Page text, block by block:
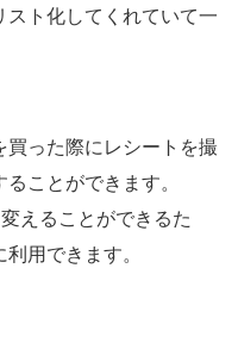
ト化してくれていて一
った際にレシートを撮
ことができます。
えることができるた
用できます。